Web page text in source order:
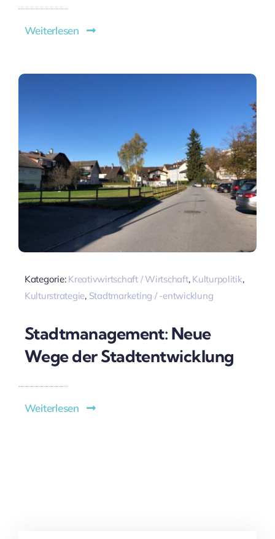
Weiterlesen
Kategorie: Kreativwirtschaft / Wirtschaft, Kulturpolitik,
Kulturstrategie, Stadtmarketing / -entwicklung
Stadtmanagement: Neue
Wege der Stadtentwicklung
Weiterlesen